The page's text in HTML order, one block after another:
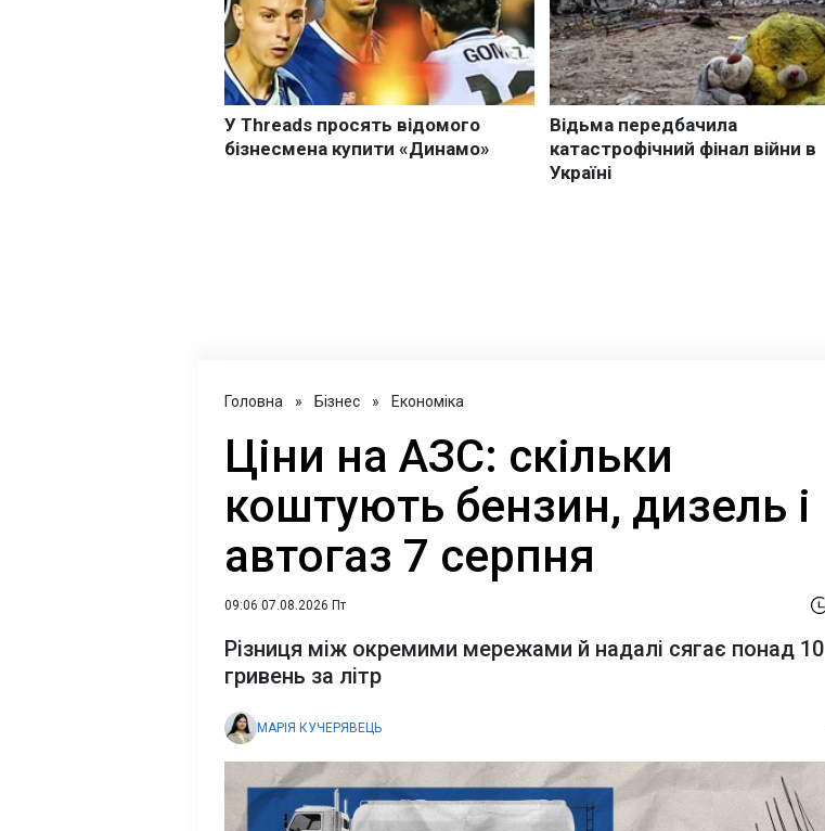
Головна » Бізнес » Економіка
Ціни на АЗС: скільки
коштують бензин, дизель і
автогаз 7 серпня
09:06 07.08.2026 Пт
Різниця між окремими мережами й надалі сягає понад 10
гривень за літр
МАРІЯ КУЧЕРЯВЕЦЬ